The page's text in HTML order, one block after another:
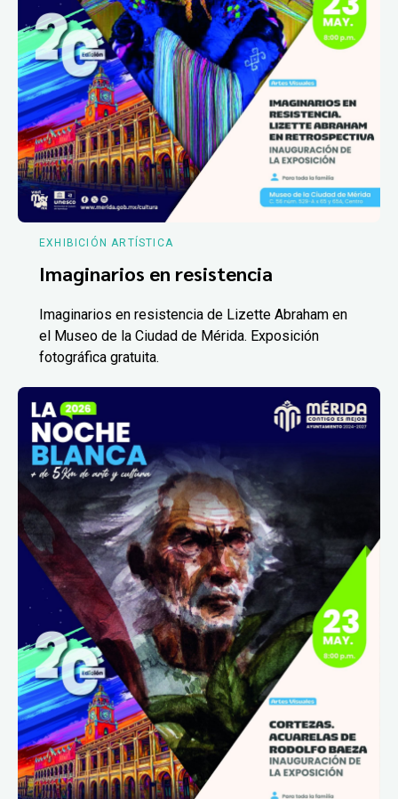
EXHIBICIÓN ARTÍSTICA
Imaginarios en resistencia
Imaginarios en resistencia de Lizette Abraham en
el Museo de la Ciudad de Mérida. Exposición
fotográfica gratuita.